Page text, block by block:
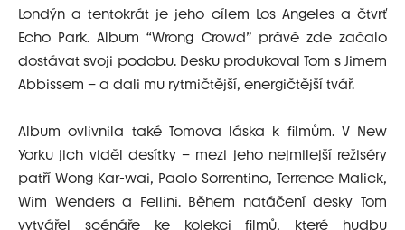
Londýn a tentokrát je jeho cílem Los Angeles a čtvrť
Echo Park. Album “Wrong Crowd” právě zde začalo
dostávat svoji podobu. Desku produkoval Tom s Jimem
Abbissem – a dali mu rytmičtější, energičtější tvář.
Album ovlivnila také Tomova láska k filmům. V New
Yorku jich viděl desítky – mezi jeho nejmilejší režiséry
patří Wong Kar-wai, Paolo Sorrentino, Terrence Malick,
Wim Wenders a Fellini. Během natáčení desky Tom
vytvářel scénáře ke kolekci filmů, které hudbu